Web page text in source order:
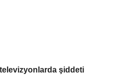
şiddeti